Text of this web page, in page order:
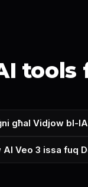
għal Vidjow bl-IA
Veo 3 issa fuq